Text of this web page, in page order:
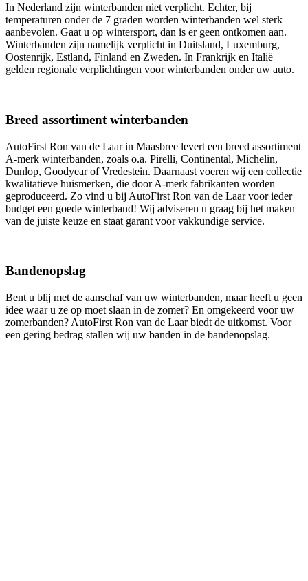
In Nederland zijn winterbanden niet verplicht. Echter, bij
temperaturen onder de 7 graden worden winterbanden wel sterk
aanbevolen. Gaat u op wintersport, dan is er geen ontkomen aan.
Winterbanden zijn namelijk verplicht in Duitsland, Luxemburg,
Oostenrijk, Estland, Finland en Zweden. In Frankrijk en Italië
gelden regionale verplichtingen voor winterbanden onder uw auto.
Breed assortiment winterbanden
AutoFirst Ron van de Laar in Maasbree levert een breed assortiment
A-merk winterbanden, zoals o.a. Pirelli, Continental, Michelin,
Dunlop, Goodyear of Vredestein. Daarnaast voeren wij een collectie
kwalitatieve huismerken, die door A-merk fabrikanten worden
geproduceerd. Zo vind u bij AutoFirst Ron van de Laar voor ieder
budget een goede winterband! Wij adviseren u graag bij het maken
van de juiste keuze en staat garant voor vakkundige service.
Bandenopslag
Bent u blij met de aanschaf van uw winterbanden, maar heeft u geen
idee waar u ze op moet slaan in de zomer? En omgekeerd voor uw
zomerbanden? AutoFirst Ron van de Laar biedt de uitkomst. Voor
een gering bedrag stallen wij uw banden in de bandenopslag.